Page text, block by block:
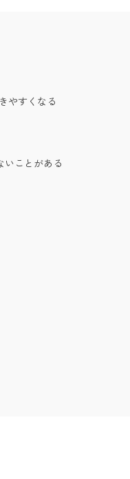
やすくなる
いことがある